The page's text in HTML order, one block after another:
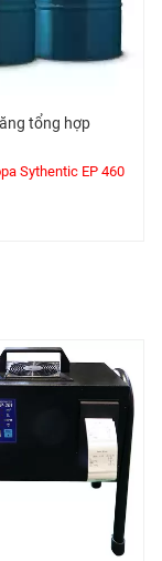
tổng hợp
Sythentic EP 460